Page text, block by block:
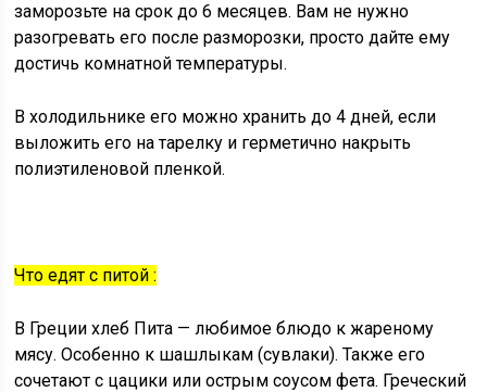
заморозьте на срок до 6 месяцев. Вам не нужно
разогревать его после разморозки, просто дайте ему
достичь комнатной температуры.
В холодильнике его можно хранить до 4 дней, если
выложить его на тарелку и герметично накрыть
полиэтиленовой пленкой.
Что едят с питой :
В Греции хлеб Пита — любимое блюдо к жареному
мясу. Особенно к шашлыкам (сувлаки). Также его
сочетают с цацики или острым соусом фета. Греческий